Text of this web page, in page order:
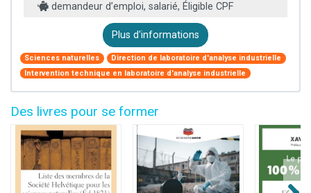
demandeur d’emploi, salarié, Éligible CPF
Plus d'informations
Sciences naturelles
Direction de laboratoire d'analyse industrielle
Intervention technique en laboratoire d'analyse industrielle
Des livres pour se former